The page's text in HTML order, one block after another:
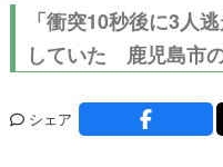
「衝突10秒後に3人
していた 鹿児島市
シェア